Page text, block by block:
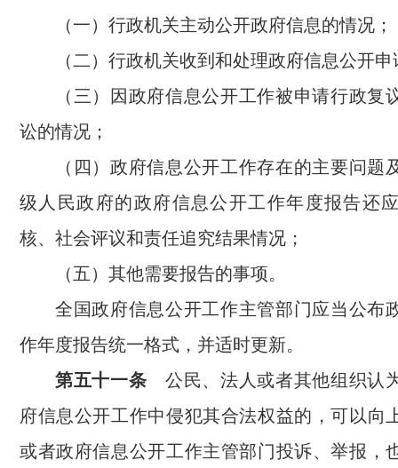
（一）行政机关主动公开政府信息的情况；
（二）行政机关收到和处理政府信息公开
（三）因政府信息公开工作被申请行政复
讼的情况；
（四）政府信息公开工作存在的主要问题
级人民政府的政府信息公开工作年度报告还
核、社会评议和责任追究结果情况；
（五）其他需要报告的事项。
全国政府信息公开工作主管部门应当公布
作年度报告统一格式，并适时更新。
第五十一条 公民、法人或者其他组织认
府信息公开工作中侵犯其合法权益的，可以向
或者政府信息公开工作主管部门投诉、举报，